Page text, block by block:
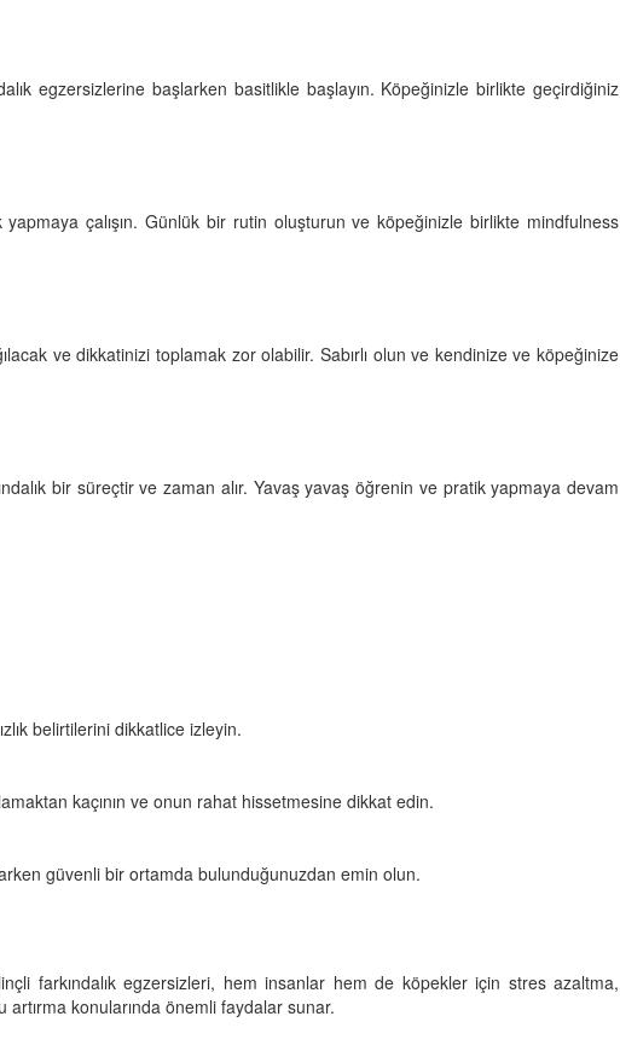
egzersizlerine başlarken basitlikle başlayın. Köpeğinizle birlikte geçirdiğiniz
yapmaya çalışın. Günlük bir rutin oluşturun ve köpeğinizle birlikte mindfulness
ve dikkatinizi toplamak zor olabilir. Sabırlı olun ve kendinize ve köpeğinize
bir süreçtir ve zaman alır. Yavaş yavaş öğrenin ve pratik yapmaya devam
belirtilerini dikkatlice izleyin.
kaçının ve onun rahat hissetmesine dikkat edin.
güvenli bir ortamda bulunduğunuzdan emin olun.
farkındalık egzersizleri, hem insanlar hem de köpekler için stres azaltma,
konularında önemli faydalar sunar.